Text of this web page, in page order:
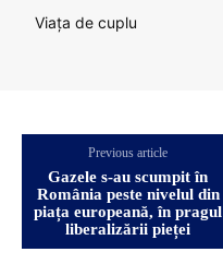
Viața de cuplu
Previous article
Gazele s-au scumpit în
România peste nivelul din
piața europeană, în pragul
liberalizării pieței